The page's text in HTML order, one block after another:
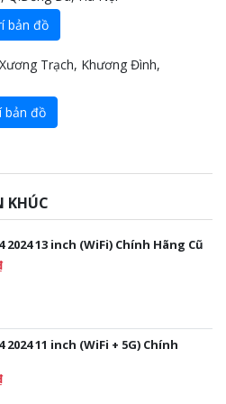
đầu hiệu suất của
bản đồ
Trạch, Khương Đình,
bản đồ
KHÚC
2024 13 inch (WiFi) Chính Hãng Cũ
2024 11 inch (WiFi + 5G) Chính